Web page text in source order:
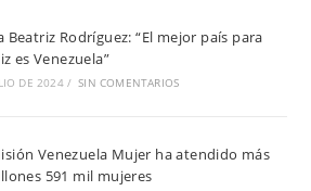
Beatriz Rodríguez: “El mejor país para
es Venezuela”
DE 2024 / SIN COMENTARIOS
Venezuela Mujer ha atendido más
591 mil mujeres